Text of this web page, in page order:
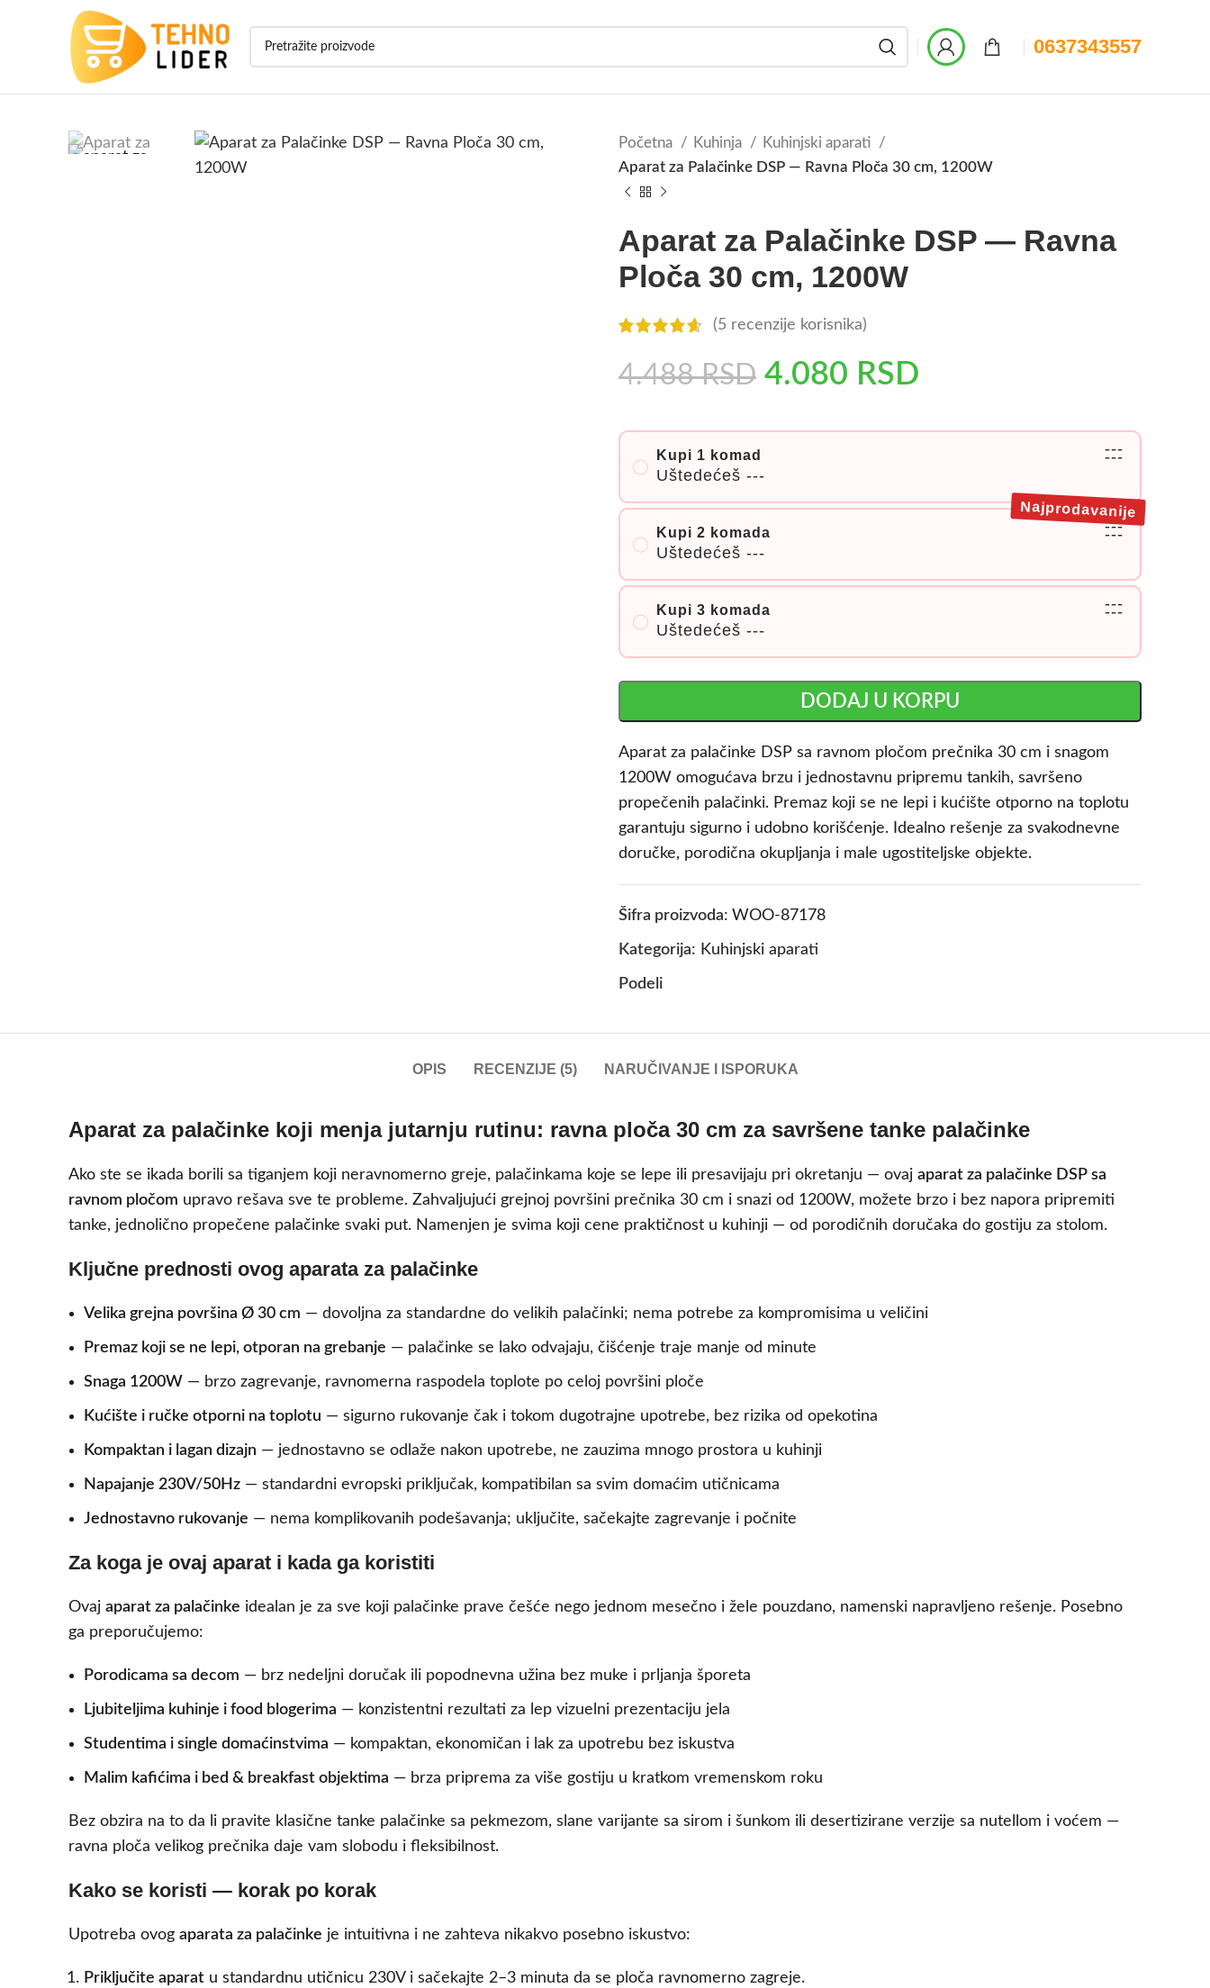
0637343557
Početna Kuhinja
Kuhinjski aparati
Aparat za Palačinke DSP — Ravna Ploča 30 cm, 1200W
Aparat za Palačinke DSP — Ravna
Ploča 30 cm, 1200W
(5 recenzije korisnika)
4.488RSD 4.080 RSD
Kupi 1 komad
Uštedećeš ---
---
---
Kupi 2 komada
Uštedećeš ---
---
---
Najprodavanije
Kupi 3 komada
Uštedećeš ---
---
---
DODAJ U KORPU
Aparat za palačinke DSP sa ravnom pločom prečnika 30 cm i snagom
1200W omogućava brzu i jednostavnu pripremu tankih, savršeno
propečenih palačinki. Premaz koji se ne lepi i kućište otporno na toplotu
garantuju sigurno i udobno korišćenje. Idealno rešenje za svakodnevne
doručke, porodična okupljanja i male ugostiteljske objekte.
Šifra proizvoda: WOO-87178
Kategorija: Kuhinjski aparati
Podeli
OPIS RECENZIJE (5) NARUČIVANJE I ISPORUKA
Aparat za palačinke koji menja jutarnju rutinu: ravna ploča 30 cm za savršene tanke palačinke
Ako ste se ikada borili sa tiganjem koji neravnomerno greje, palačinkama koje se lepe ili presavijaju pri okretanju — ovaj aparat za palačinke DSP sa
ravnom pločom upravo rešava sve te probleme. Zahvaljujući grejnoj površini prečnika 30 cm i snazi od 1200W, možete brzo i bez napora pripremiti
tanke, jednolično propečene palačinke svaki put. Namenjen je svima koji cene praktičnost u kuhinji — od porodičnih doručaka do gostiju za stolom.
Ključne prednosti ovog aparata za palačinke
Velika grejna površina Ø 30 cm — dovoljna za standardne do velikih palačinki; nema potrebe za kompromisima u veličini
Premaz koji se ne lepi, otporan na grebanje — palačinke se lako odvajaju, čišćenje traje manje od minute
Snaga 1200W — brzo zagrevanje, ravnomerna raspodela toplote po celoj površini ploče
Kućište i ručke otporni na toplotu — sigurno rukovanje čak i tokom dugotrajne upotrebe, bez rizika od opekotina
Kompaktan i lagan dizajn — jednostavno se odlaže nakon upotrebe, ne zauzima mnogo prostora u kuhinji
Napajanje 230V/50Hz — standardni evropski priključak, kompatibilan sa svim domaćim utičnicama
Jednostavno rukovanje — nema komplikovanih podešavanja; uključite, sačekajte zagrevanje i počnite
Za koga je ovaj aparat i kada ga koristiti
Ovaj aparat za palačinke idealan je za sve koji palačinke prave češće nego jednom mesečno i žele pouzdano, namenski napravljeno rešenje. Posebno
ga preporučujemo:
Porodicama sa decom — brz nedeljni doručak ili popodnevna užina bez muke i prljanja šporeta
Ljubiteljima kuhinje i food blogerima — konzistentni rezultati za lep vizuelni prezentaciju jela
Studentima i single domaćinstvima — kompaktan, ekonomičan i lak za upotrebu bez iskustva
Malim kafićima i bed & breakfast objektima — brza priprema za više gostiju u kratkom vremenskom roku
Bez obzira na to da li pravite klasične tanke palačinke sa pekmezom, slane varijante sa sirom i šunkom ili desertizirane verzije sa nutellom i voćem —
ravna ploča velikog prečnika daje vam slobodu i fleksibilnost.
Kako se koristi — korak po korak
Upotreba ovog aparata za palačinke je intuitivna i ne zahteva nikakvo posebno iskustvo:
Priključite aparat u standardnu utičnicu 230V i sačekajte 2–3 minuta da se ploča ravnomerno zagreje.